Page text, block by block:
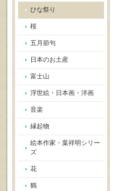
ひな祭り
桜
五月節句
日本のお土産
富士山
浮世絵・日本画・洋画
音楽
縁起物
絵本作家・葉祥明シリー
ズ
花
鶴